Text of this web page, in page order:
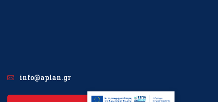
info@aplan.gr